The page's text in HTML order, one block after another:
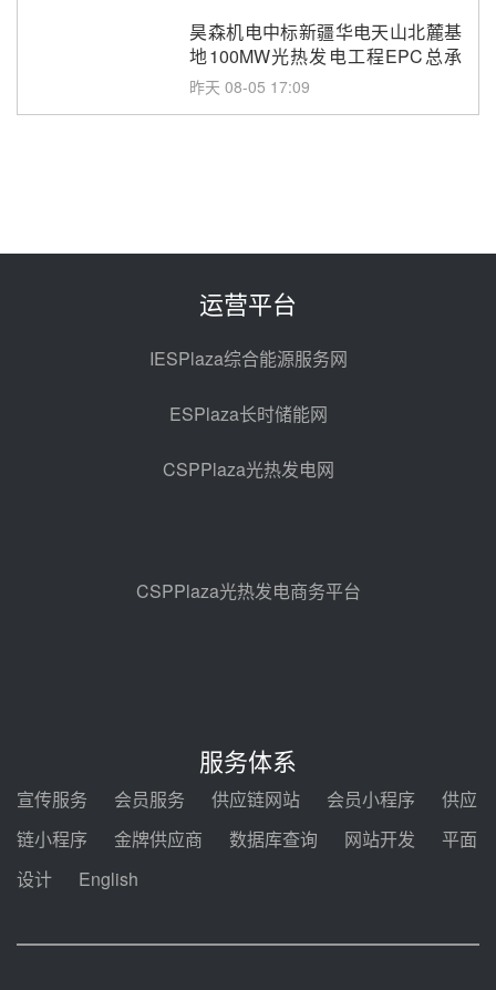
昊森机电中标新疆华电天山北麓基
地100MW光热发电工程EPC总承
包项目熔盐介质超声波流量计采购
昨天 08-05 17:09
电机组灵活性改造项目三元液态盐
2026-2029年熔盐介质框架协议
中能建华中试研院中标重能新疆
100MW光热项目机组调试及性能
试验
昨天 08-05 10:41
格局
昨天 08-05 09:11
锅中标格尔木项目蒸汽发生系统
甘肃建投安装公司赴京洽谈，深化
瓜州、博州光热项目战略合作
发！明确推动光热发电规模化发展
运营平台
IESPlaza综合能源服务网
ESPlaza长时储能网
CSPPlaza光热发电网
CSPPlaza光热发电商务平台
服务体系
宣传服务 会员服务 供应链网站 会员小程序
供应
链小程序
金牌供应商 数据库查询 网站开发
平面
设计
English